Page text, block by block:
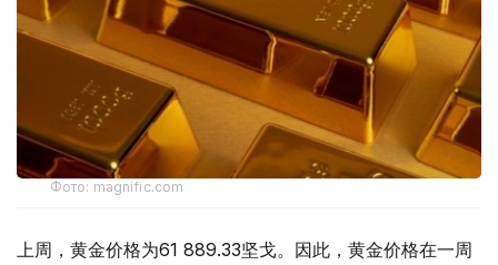
Фото: magnific.com
上周，黄金价格为61 889.33坚戈。因此，黄金价格在一周